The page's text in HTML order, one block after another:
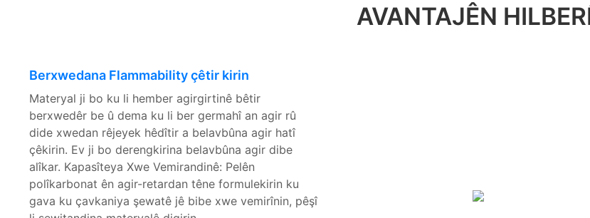
AVANTAJÊN
Berxwedana Flammability çêtir kirin
Materyal ji bo ku li hember agirgirtinê bêtir
berxwedêr be û dema ku li ber germahî an agir rû
dide xwedan rêjeyek hêdîtir a belavbûna agir hatî
çêkirin. Ev ji bo derengkirina belavbûna agir dibe
alîkar. Kapasîteya Xwe Vemirandinê: Pelên
polîkarbonat ên agir-retardan têne formulekirin ku
gava ku çavkaniya şewatê jê bibe xwe vemirînin, pêşî